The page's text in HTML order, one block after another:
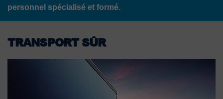
personnel spécialisé et formé.
TRANSPORT SÛR